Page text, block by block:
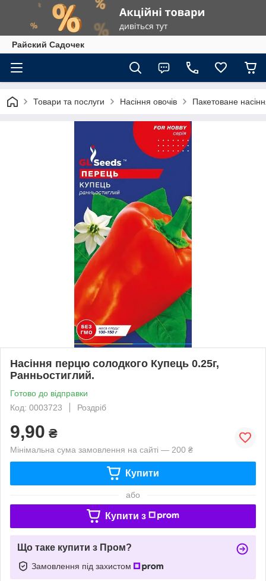
Райский Садочек
Товари та послуги Насіння овочів Пакетоване
Насіння перцю солодкого Купець 0.25г,
Ранньостиглий.
Готово до відправки
Код: 0003723
Роздріб
9,90 ₴
Мінімальна сума замовлення на сайті — 200 ₴
Купити
або
Купити з
Що таке купити з Пром?
Замовлення під захистом